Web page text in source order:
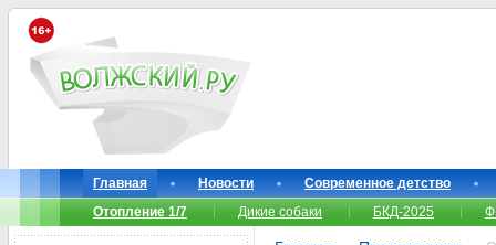
Главная Новости
Современное детство
Отопление 1/7
Дикие собаки БКД-2025